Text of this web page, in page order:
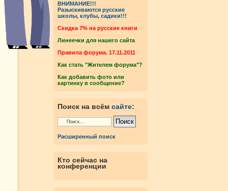
ВНИМАНИЕ!!!
Разыскиваются русские
школы, клубы, садики!!!
Cкидка 7% на русские книги
Линеечки для нашего сайта
Правила форума. 17.11.2011
Как стать "Жителем форума"?
Как добавить фото или
картинку в сообщение?
Поиск на всём сайте:
Расширенный поиск
Кто сейчас на
конференции